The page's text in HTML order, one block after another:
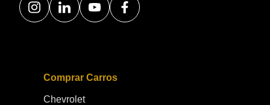
Comprar Carros
Chevrolet